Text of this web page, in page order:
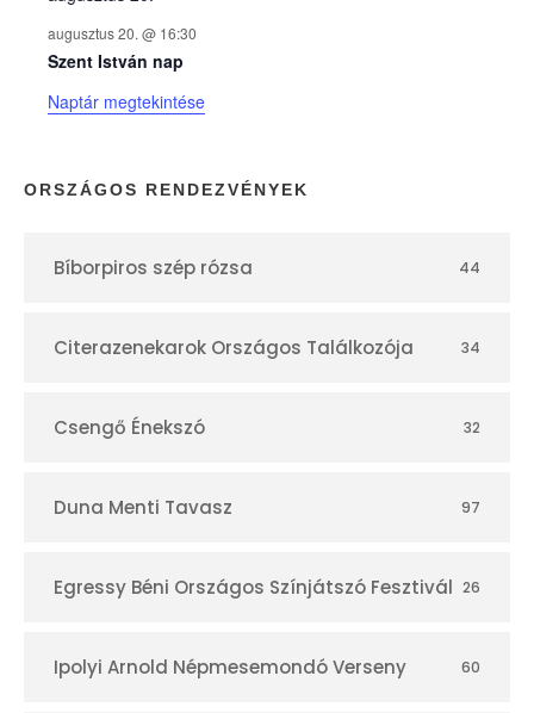
k
n
a
p
r
augusztus 20. @ 16:30
Szent István nap
Naptár megtekintése
ORSZÁGOS RENDEZVÉNYEK
Bíborpiros szép rózsa 44
Citerazenekarok Országos Találkozója 34
Csengő Énekszó 32
Duna Menti Tavasz 97
Egressy Béni Országos Színjátszó Fesztivál 26
Ipolyi Arnold Népmesemondó Verseny 60